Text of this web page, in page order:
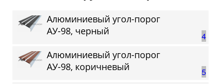
4
Алюминиевый угол-порог
АУ-98, черный
5
Алюминиевый угол-порог
АУ-98, коричневый